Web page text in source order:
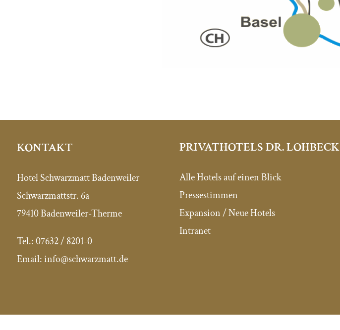
KONTAKT
Hotel Schwarzmatt Badenweiler
Schwarzmattstr. 6a
79410 Badenweiler-Therme
Tel.:07632 / 8201-0
Email:info@schwarzmatt.de
PRIVATHOTELS DR. LOHBECK
Alle Hotels auf einen Blick
Pressestimmen
Expansion / Neue Hotels
Intranet